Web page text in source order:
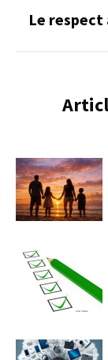
Le